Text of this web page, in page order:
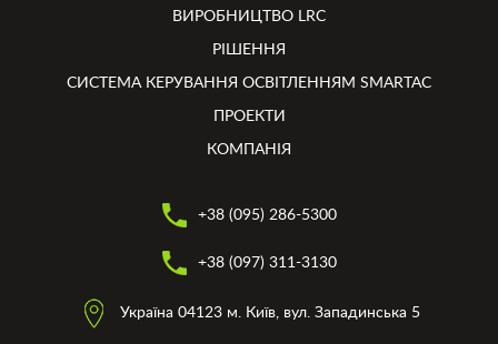
ВИРОБНИЦТВО LRC
РІШЕННЯ
СИСТЕМА КЕРУВАННЯ ОСВІТЛЕННЯМ SMARTAC
ПРОЕКТИ
КОМПАНІЯ
+38 (095) 286-5300
+38 (097) 311-3130
Україна 04123 м. Київ, вул. Западинська 5